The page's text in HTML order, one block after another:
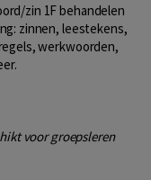
zin 1F behandelen
zinnen, leestekens,
werkwoorden,
voor groepsleren